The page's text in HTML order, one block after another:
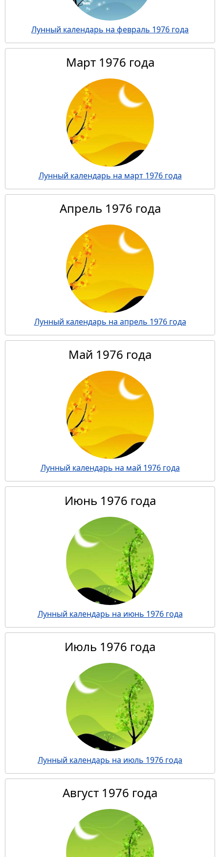
Лунный календарь на февраль 1976 года
Март 1976 года
Лунный календарь на март 1976 года
Апрель 1976 года
Лунный календарь на апрель 1976 года
Май 1976 года
Лунный календарь на май 1976 года
Июнь 1976 года
Лунный календарь на июнь 1976 года
Июль 1976 года
Лунный календарь на июль 1976 года
Август 1976 года